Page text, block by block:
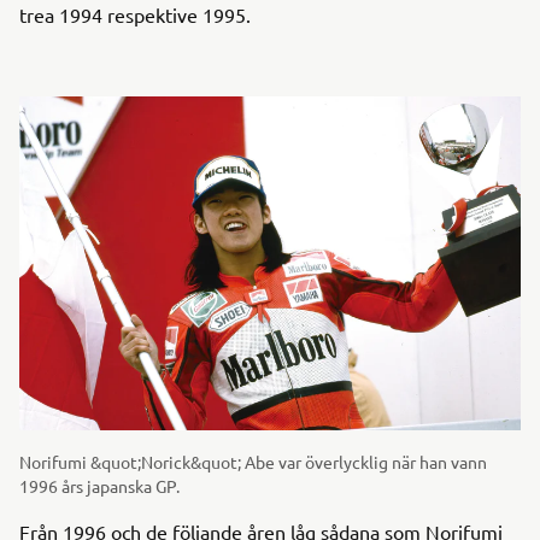
trea 1994 respektive 1995.
Norifumi &quot;Norick&quot; Abe var överlycklig när han vann
1996 års japanska GP.
Från 1996 och de följande åren låg sådana som Norifumi